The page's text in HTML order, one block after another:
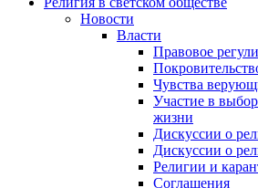
Новости
Власти
Правовое
Чувства
Участие в
жизни
Дискуссии о
Дискуссии о
Религии и
Соглашения